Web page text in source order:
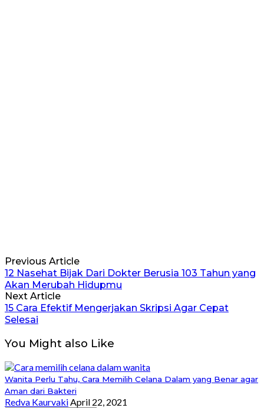
Previous Article
12 Nasehat Bijak Dari Dokter Berusia 103 Tahun yang
Akan Merubah Hidupmu
Next Article
15 Cara Efektif Mengerjakan Skripsi Agar Cepat
Selesai
You Might also Like
Wanita Perlu Tahu, Cara Memilih Celana Dalam yang Benar agar
Aman dari Bakteri
Redva Kaurvaki April 22, 2021